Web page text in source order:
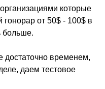
которые
от 50$ - 100$ в
больше.
достаточно временем,
даем тестовое